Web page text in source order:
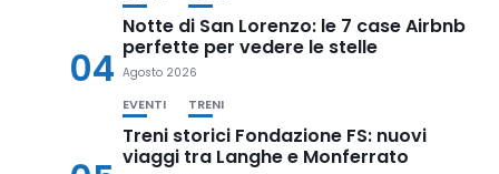
04
Notte di San Lorenzo: le 7 case Airbnb
perfette per vedere le stelle
Agosto 2026
EVENTI TRENI
Treni storici Fondazione FS: nuovi
viaggi tra Langhe e Monferrato